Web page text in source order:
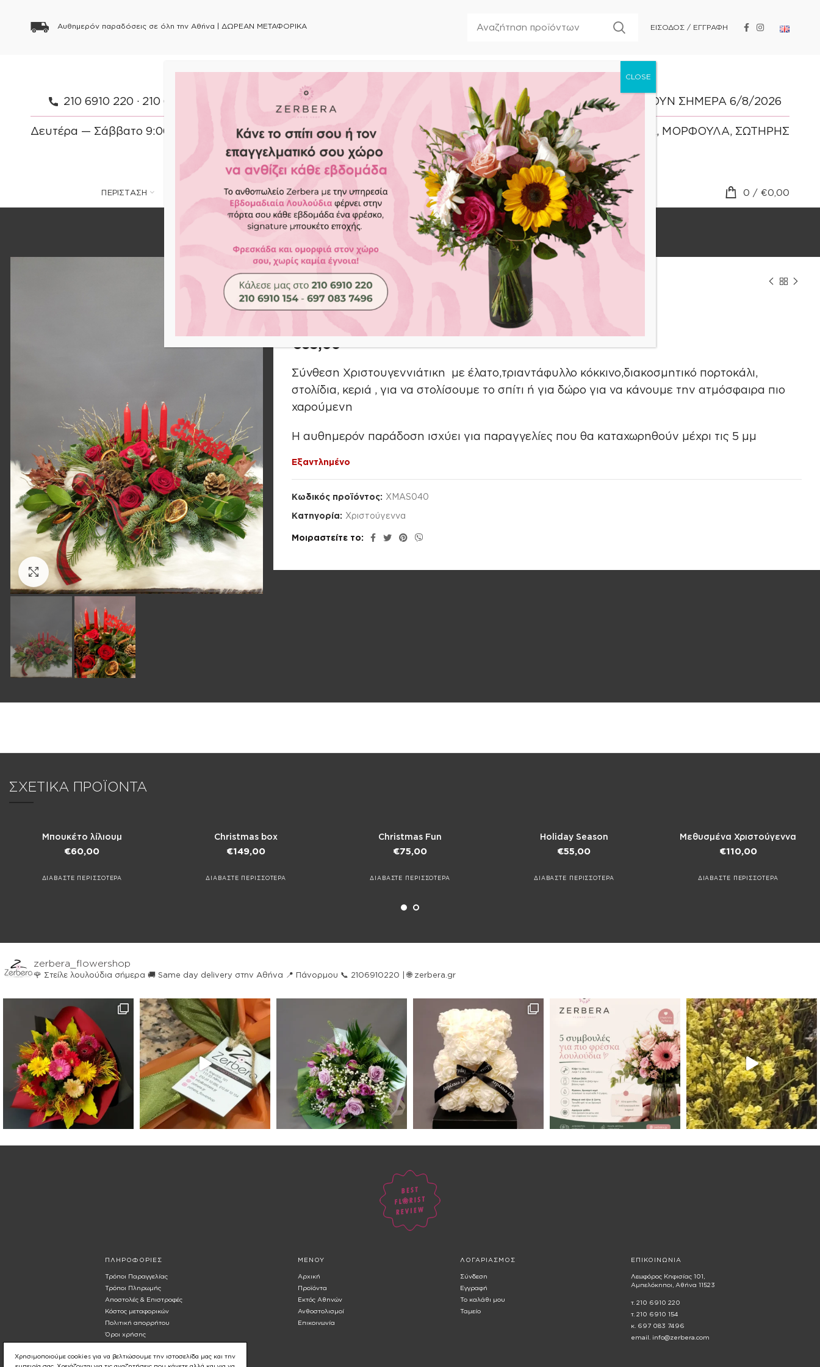
Αυθημερόν παραδόσεις σε όλη την Αθήνα | ΔΩΡΕΑΝ ΜΕΤΑΦΟΡΙΚΑ ΕΙΣΟΔΟΣ / ΕΓΓΡΑΦΗ
210 6910 220 · 210 6910 154
Δευτέρα — Σάββατο 9:00 — 21:00 Κυριακή Κλειστά
ΓΙΟΡΤΑΖΟΥΝ ΣΗΜΕΡΑ 6/8/2026
ΕΥΜΟΡΦΙΑ, ΜΟΡΦΟΥΛΑ, ΣΩΤΗΡΗΣ
ΠΕΡΙΣΤΑΣΗ ΛΟΥΛΟΥΔΙΑ ΣΥΝΟΔΕΥΤΙΚΑ FOREVER ROSES ΑΝΘΟΣΤΟΛΙΣΜΟΙ BLOG ΕΠΙΚΟΙΝΩΝΙΑ 0 / €0,00
Click to enlarge
Αρχική σελίδα Shop Περίσταση Χριστούγεννα Roses and Candles
Roses and Candles
€65,00
Σύνθεση Χριστουγεννιάτικη με έλατο,τριαντάφυλλο κόκκινο,διακοσμητικό πορτοκάλι,
στολίδια, κεριά , για να στολίσουμε το σπίτι ή για δώρο για να κάνουμε την ατμόσφαιρα πιο
χαρούμενη
Η αυθημερόν παράδοση ισχύει για παραγγελίες που θα καταχωρηθούν μέχρι τις 5 μμ
Εξαντλημένο
Κωδικός προϊόντος: XMAS040
Κατηγορία: Χριστούγεννα
Μοιραστείτε το
ΣΧΕΤΙΚΑ ΠΡΟΪΟΝΤΑ
Μπουκέτο λίλιουμ
€60,00
ΔΙΑΒΑΣΤΕ ΠΕΡΙΣΣΟΤΕΡΑ
Christmas box
€149,00
ΔΙΑΒΑΣΤΕ ΠΕΡΙΣΣΟΤΕΡΑ
Christmas Fun
€75,00
ΔΙΑΒΑΣΤΕ ΠΕΡΙΣΣΟΤΕΡΑ
Holiday Season
€55,00
ΔΙΑΒΑΣΤΕ ΠΕΡΙΣΣΟΤΕΡΑ
Μεθυσμένα Χριστούγεννα
€110,00
ΔΙΑΒΑΣΤΕ ΠΕΡΙΣΣΟΤΕΡΑ
zerbera_flowershop
🌹 Στείλε λουλούδια σήμερα 🚚 Same day delivery στην Αθήνα 📍 Πάνορμου 📞 2106910220 | 🌐 zerbera.gr
ΠΛΗΡΟΦΟΡΙΕΣ
Τρόποι Παραγγελίας
Τρόποι Πληρωμής
Αποστολές & Επιστροφές
Κόστος μεταφορικών
Πολιτική απορρήτου
Όροι χρήσης
ΜΕΝΟΥ
Αρχική
Προϊόντα
Εκτός Αθηνών
Ανθοστολισμοί
Επικοινωνία
ΛΟΓΑΡΙΑΣΜΟΣ
Σύνδεση
Εγγραφή
Το καλάθι μου
Ταμείο
ΕΠΙΚΟΙΝΩΝΙΑ
Λεωφόρος Κηφισίας 101,
Αμπελόκηποι, Αθήνα 11523
τ. 210 6910 220
τ. 210 6910 154
κ. 697 083 7496
email. info@zerbera.com
Χρησιμοποιούμε cookies για να βελτιώσουμε την ιστοσελίδα μας και την